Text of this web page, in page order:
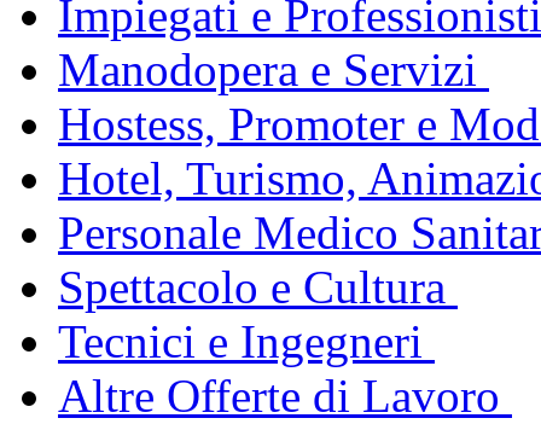
Impiegati e Professionisti
Manodopera e Servizi
Hostess, Promoter e
Hotel, Turismo,
Personale Medico
Spettacolo e Cultura
Tecnici e Ingegneri
Altre Offerte di Lavoro